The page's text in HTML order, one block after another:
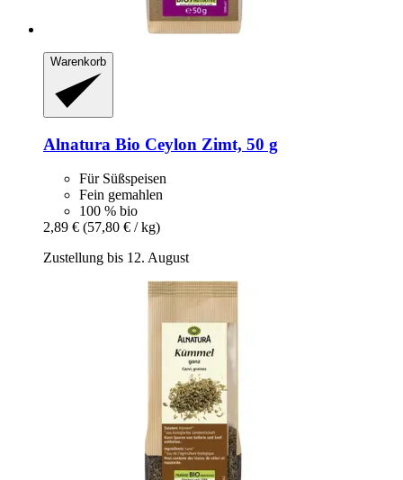
Warenkorb
Alnatura Bio Ceylon Zimt, 50 g
Für Süßspeisen
Fein gemahlen
100 % bio
2,89 € (57,80 € / kg)
Zustellung bis 12. August